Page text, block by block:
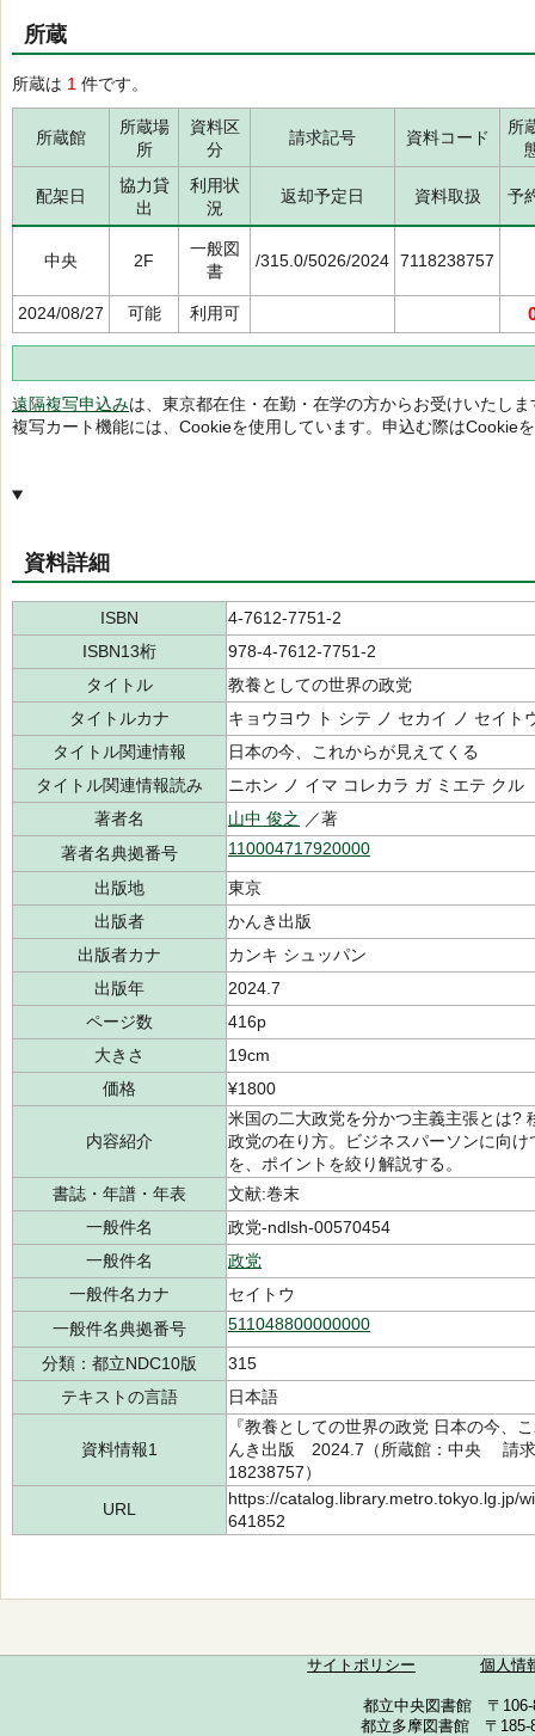
所蔵
所蔵は 1 件です。
所蔵館
所蔵場
所
資料区
分
請求記号 資料コード
所
配架日
協力貸
出
利用状
況
返却予定日 資料取扱 予
中央 2F
一般図
書
/315.0/5026/2024 7118238757
2024/08/27 可能 利用可
遠隔複写申込みは、東京都在住・在勤・在学の方からお受けいたしま
複写カート機能には、Cookieを使用しています。申込む際はCookie
資料詳細
ISBN
4-7612-7751-2
ISBN13桁
978-4-7612-7751-2
タイトル
教養としての世界の政党
タイトルカナ
キョウヨウ ト シテ ノ セカイ ノ セイト
タイトル関連情報
日本の今、これからが見えてくる
タイトル関連情報読み
ニホン ノ イマ コレカラ ガ ミエテ クル
著者名
山中 俊之 ／著
著者名典拠番号
110004717920000
出版地
東京
出版者
かんき出版
出版者カナ
カンキ シュッパン
出版年
2024.7
ページ数
416p
大きさ
19cm
価格
¥1800
内容紹介
米国の二大政党を分かつ主義主張とは?
政党の在り方。ビジネスパーソンに向
を、ポイントを絞り解説する。
書誌・年譜・年表
文献:巻末
一般件名
政党-ndlsh-00570454
一般件名
政党
一般件名カナ
セイトウ
一般件名典拠番号
511048800000000
分類：都立NDC10版
315
テキストの言語
日本語
資料情報1
『教養としての世界の政党 日本の今
んき出版 2024.7（所蔵館：中央 請
18238757）
URL
https://catalog.library.metro.tokyo.lg.jp/
641852
サイトポリシー 個人情
都立中央図書館 〒
都立多摩図書館 〒185-